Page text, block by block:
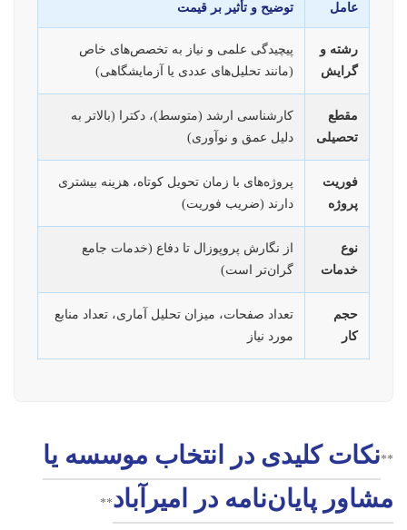
عامل توضیح و تأثیر بر قیمت
رشته و
گرایش
پیچیدگی علمی و نیاز به تخصص‌های خاص
(مانند تحلیل‌های عددی یا آزمایشگاهی)
مقطع
تحصیلی
کارشناسی ارشد (متوسط)، دکترا (بالاتر به
دلیل عمق و نوآوری)
فوریت
پروژه
پروژه‌های با زمان تحویل کوتاه، هزینه بیشتری
دارند (ضریب فوریت)
نوع
خدمات
از نگارش پروپوزال تا دفاع (خدمات جامع
گران‌تر است)
حجم
کار
تعداد صفحات، میزان تحلیل آماری، تعداد منابع
مورد نیاز
**نکات کلیدی در انتخاب موسسه یا
مشاور پایان‌نامه در امیرآباد**